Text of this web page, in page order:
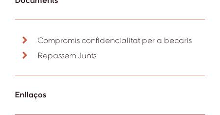
Compromís confidencialitat per a becaris
Repassem Junts
Enllaços